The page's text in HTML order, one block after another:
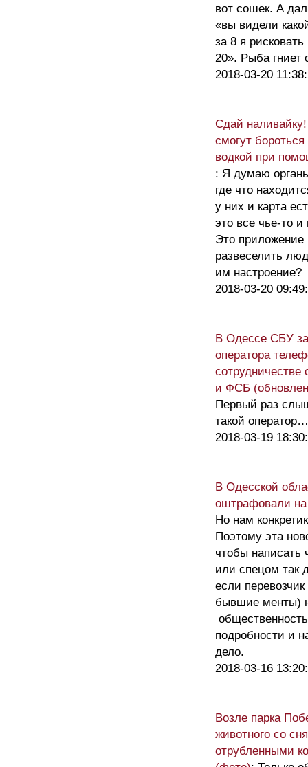
вот сошек. А
«вы видели
за 8 я
20». Рыба
2018-03-20
Сдай
смогут
водкой при
: Я думаю
где что
у них и карта
это все чье-то и
Это
развеселить
им настроение?
2018-03-20
В Одессе СБУ
оператора
сотрудничестве
и ФСБ
Первый раз
такой оператор…
2018-03-19
В Одесской
оштрафовали
Но нам
Поэтому эта
чтобы написать
или спецом так
если
бывшие менты)
подробности и
дело.
2018-03-16
Возле парка
животного со
отрубленными